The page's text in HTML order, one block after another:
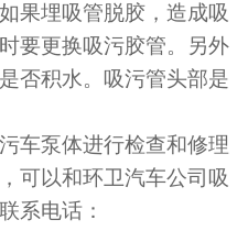
果埋吸管脱胶，造成吸
要更换吸污胶管。另外
否积水。吸污管头部是
车泵体进行检查和修理
可以和环卫汽车公司吸
系电话：